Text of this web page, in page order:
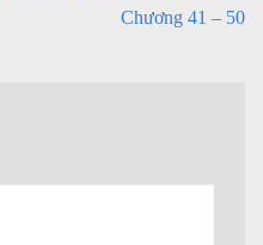
Chương 41 – 50